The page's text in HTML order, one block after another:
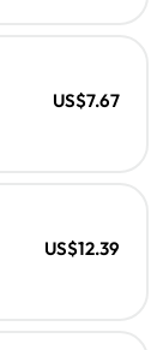
US$7.67
US$12.39